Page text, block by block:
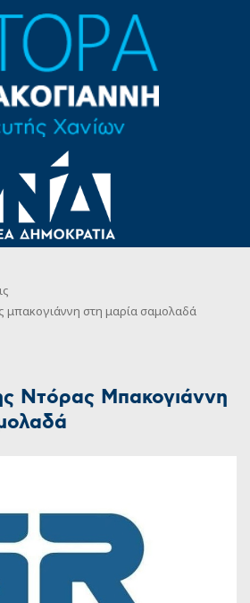
μπακογιάννη στη μαρία σαμολαδά
Ντόρας Μπακογιάννη